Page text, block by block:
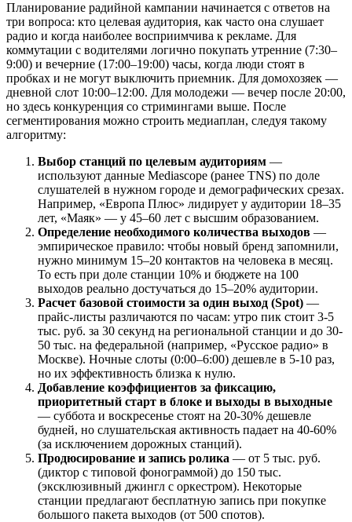
Планирование радийной кампании начинается с ответов на
три вопроса: кто целевая аудитория, как часто она слушает
радио и когда наиболее восприимчива к рекламе. Для
коммутации с водителями логично покупать утренние (7:30–
9:00) и вечерние (17:00–19:00) часы, когда люди стоят в
пробках и не могут выключить приемник. Для домохозяек —
дневной слот 10:00–12:00. Для молодежи — вечер после 20:00,
но здесь конкуренция со стримингами выше. После
сегментирования можно строить медиаплан, следуя такому
алгоритму:
Выбор станций по целевым аудиториям —
используют данные Mediascope (ранее TNS) по доле
слушателей в нужном городе и демографических срезах.
Например, «Европа Плюс» лидирует у аудитории 18–35
лет, «Маяк» — у 45–60 лет с высшим образованием.
Определение необходимого количества выходов —
эмпирическое правило: чтобы новый бренд запомнили,
нужно минимум 15–20 контактов на человека в месяц.
То есть при доле станции 10% и бюджете на 100
выходов реально достучаться до 15–20% аудитории.
Расчет базовой стоимости за один выход (Spot) —
прайс-листы различаются по часам: утро пик стоит 3-5
тыс. руб. за 30 секунд на региональной станции и до 30-
50 тыс. на федеральной (например, «Русское радио» в
Москве). Ночные слоты (0:00–6:00) дешевле в 5-10 раз,
но их эффективность близка к нулю.
Добавление коэффициентов за фиксацию,
приоритетный старт в блоке и выходы в выходные
— суббота и воскресенье стоят на 20-30% дешевле
будней, но слушательская активность падает на 40-60%
(за исключением дорожных станций).
Продюсирование и запись ролика — от 5 тыс. руб.
(диктор с типовой фонограммой) до 150 тыс.
(эксклюзивный джингл с оркестром). Некоторые
станции предлагают бесплатную запись при покупке
большого пакета выходов (от 500 спотов).